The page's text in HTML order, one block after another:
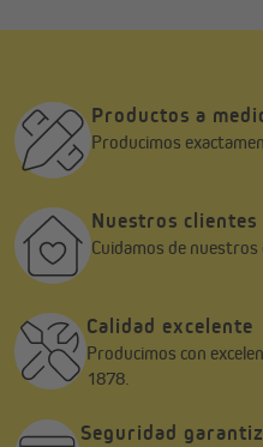
Productos a
Producimos
Nuestros
Cuidamos de
Calidad excelente
Producimos con
1878.
Seguridad